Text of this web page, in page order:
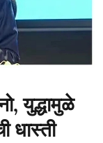
युद्धामुळे
धास्ती